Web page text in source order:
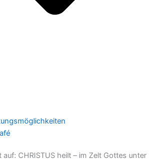
CHRISTUS heilt – im Zelt Gottes unter